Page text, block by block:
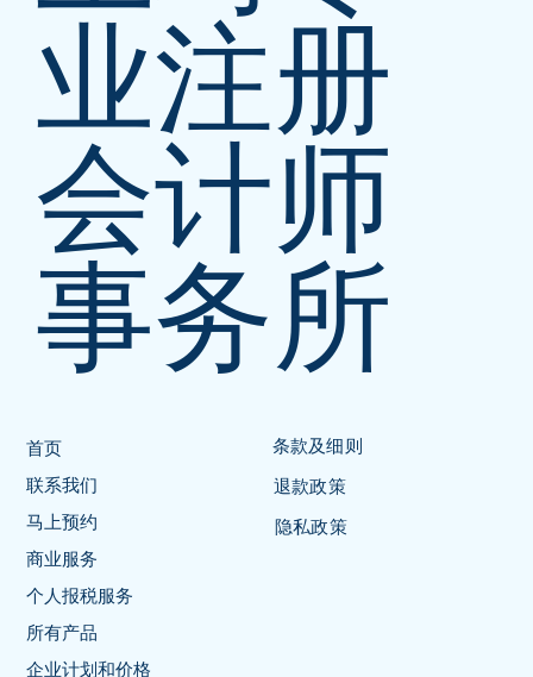
业注册
会计师
事务所
首页
联系我们
马上预约
商业服务
个人报税服务
所有产品
企业计划和价格
条款及细则
退款政策
隐私政策